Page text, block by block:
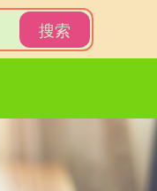
搜索